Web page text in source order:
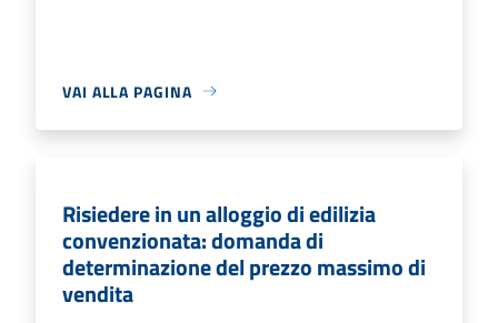
VAI ALLA PAGINA
Risiedere in un alloggio di edilizia
convenzionata: domanda di
determinazione del prezzo massimo di
vendita